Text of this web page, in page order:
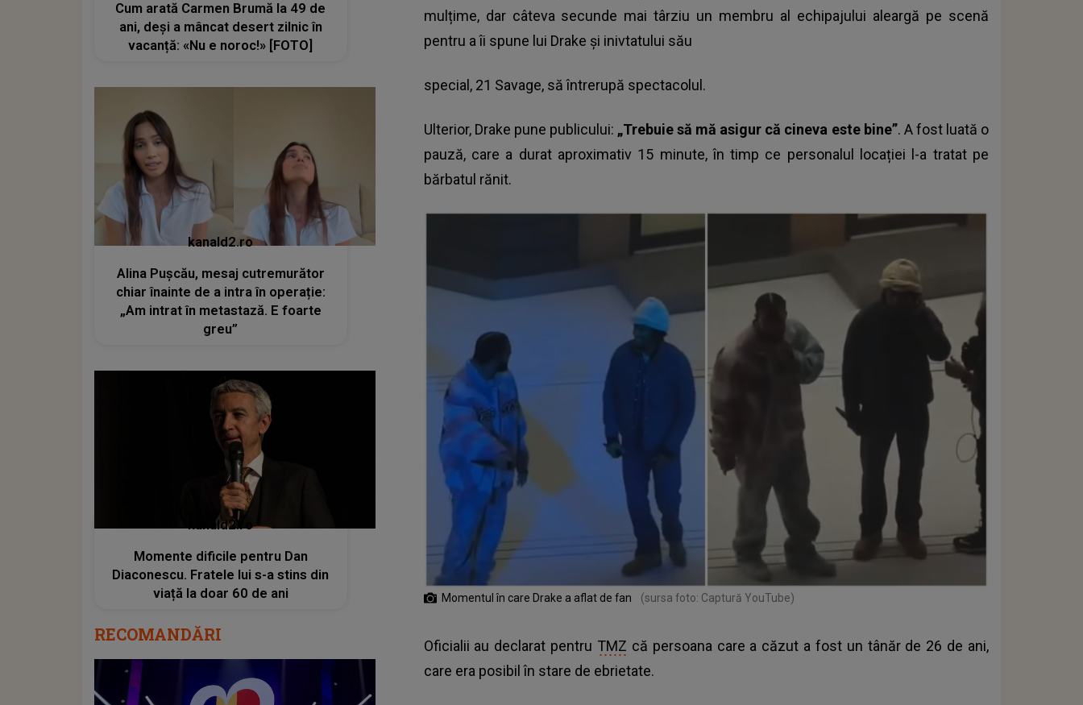
mulțime, dar câteva secunde mai târziu un membru al echipajului aleargă pe scenă
pentru a îi spune lui Drake și inivtatului său
special, 21 Savage, să întrerupă spectacolul.
Ulterior, Drake pune publicului: „Trebuie să mă asigur că cineva este bine”. A fost luată o
pauză, care a durat aproximativ 15 minute, în timp ce personalul locației l-a tratat pe
bărbatul rănit.
Momentul în care Drake a aflat de fan (sursa foto: Captură YouTube)
Oficialii au declarat pentru TMZ că persoana care a căzut a fost un tânăr de 26 de ani,
care era posibil în stare de ebrietate.
Cum arată Carmen Brumă la 49 de
ani, deși a mâncat desert zilnic în
vacanță: «Nu e noroc!» [FOTO]
kanald2.ro
Alina Pușcău, mesaj cutremurător
chiar înainte de a intra în operație:
„Am intrat în metastază. E foarte
greu”
kanald2.ro
Momente dificile pentru Dan
Diaconescu. Fratele lui s-a stins din
viață la doar 60 de ani
RECOMANDĂRI